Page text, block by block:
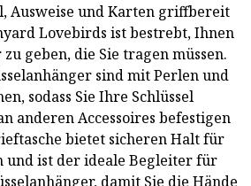
Ausweise und Karten griffbereit
Lovebirds ist bestrebt, Ihnen
geben, die Sie tragen müssen.
sind mit Perlen und
sodass Sie Ihre Schlüssel
anderen Accessoires befestigen
bietet sicheren Halt für
und ist der ideale Begleiter für
damit Sie die Hände